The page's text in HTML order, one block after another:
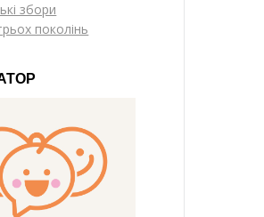
збори
поколінь